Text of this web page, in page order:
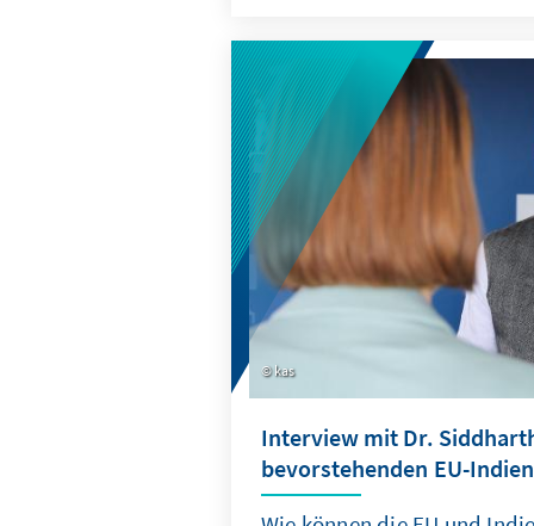
kas
Interview mit Dr.
bevorstehenden EU-